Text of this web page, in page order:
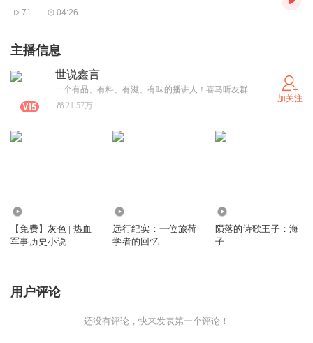
71 04:26
主播信息
世说鑫言
一个有品、有料、有滋、有味的播讲人！喜马听友群：664253999 期待您入坑！有声书第一时间分享！
21.57万
加关注
【免费】灰色 | 热血
军事历史小说
远行纪实：一位旅荷
学者的回忆
陨落的诗歌王子：海
子
用户评论
还没有评论，快来发表第一个评论！